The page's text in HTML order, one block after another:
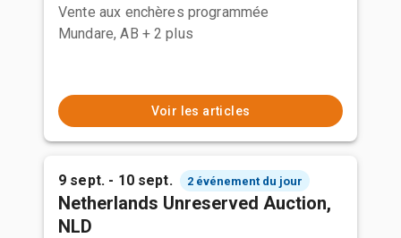
Vente aux enchères programmée
Mundare, AB + 2 plus
Voir les articles
9 sept. - 10 sept. 2 événement du jour
Netherlands Unreserved Auction,
NLD